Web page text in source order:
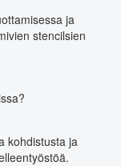
ja
stencilsien
kohdistusta ja